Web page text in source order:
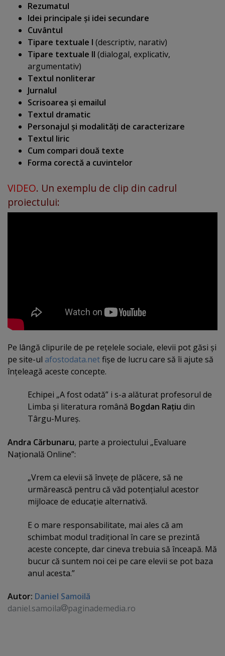
Rezumatul
Idei principale şi idei secundare
Cuvântul
Tipare textuale I (descriptiv, narativ)
Tipare textuale II (dialogal, explicativ,
argumentativ)
Textul nonliterar
Jurnalul
Scrisoarea şi emailul
Textul dramatic
Personajul şi modalităţi de caracterizare
Textul liric
Cum compari două texte
Forma corectă a cuvintelor
VIDEO. Un exemplu de clip din cadrul
proiectului:
Pe lângă clipurile de pe reţelele sociale, elevii pot găsi şi
pe site-ul afostodata.netfişe de lucru care să îi ajute să
înţeleagă aceste concepte.
Echipei „A fost odată” i s-a alăturat profesorul de
Limba şi literatura română Bogdan Raţiu din
Târgu-Mureş.
Andra Cărbunaru, parte a proiectului „Evaluare
Naţională Online”:
„Vrem ca elevii să înveţe de plăcere, să ne
urmărească pentru că văd potenţialul acestor
mijloace de educaţie alternativă.
E o mare responsabilitate, mai ales că am
schimbat modul tradiţional în care se prezintă
aceste concepte, dar cineva trebuia să înceapă. Mă
bucur că suntem noi cei pe care elevii se pot baza
anul acesta.”
Autor: Daniel Samoilă
daniel.samoila
paginademedia.ro